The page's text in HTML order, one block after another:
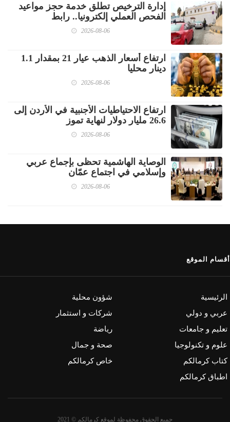
إدارة الترخيص تطلق خدمة حجز مواعيد
الفحص العملي إلكترونيا.. رابط
2026-08-06
ارتفاع أسعار الذهب عيار 21 بمقدار 1.1
دينار محليا
2026-08-06
ارتفاع الاحتياطيات الأجنبية في الأردن إلى
26.6 مليار دولار لنهاية تموز
2026-08-06
الوصاية الهاشمية تحظى بإجماع عربي
وإسلامي في اجتماع عمّان
2026-08-06
أقسام الموقع
الرئيسية
شؤون محلية
عربي و دولي
شركات و استثمار
تعليم و جامعات
رياضة
علوم و تكنولوجيا
صحة و جمال
كتاب كرمالكم
خاص كرمالكم
اطباق كرمالكم
جميع الحقوق محفوظة لموقع كرمالكم © 2021